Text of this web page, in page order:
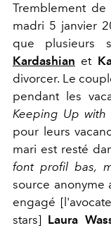
Tremblement
madri 5 janvier
que plusieurs
Kardashian et
divorcer. Le
pendant les
Keeping Up with
pour leurs
mari est resté
font profil bas,
source anonyme
engagé
stars] Laura